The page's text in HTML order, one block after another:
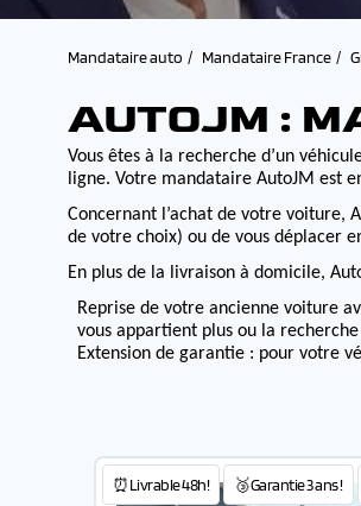
Mandataire auto Mandataire France
AUTOJM :
Vous êtes à la recherche d’un
ligne. Votre mandataire AutoJM est
Concernant l’achat de votre voiture,
de votre choix) ou de vous déplacer
En plus de la livraison à domicile,
Reprise de votre ancienne voiture
vous appartient plus ou la recherche
Extension de garantie : pour votre
⏰Livrable 48h! 🥉Garantie 3 ans !